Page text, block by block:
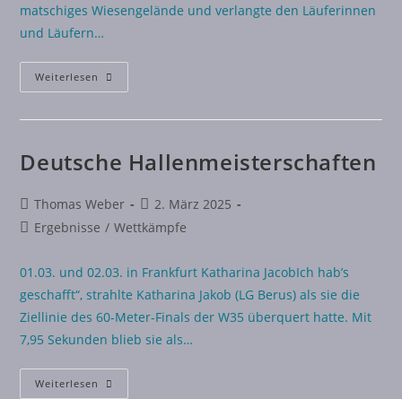
matschiges Wiesengelände und verlangte den Läuferinnen
und Läufern…
Weiterlesen
Deutsche Hallenmeisterschaften
Thomas Weber
2. März 2025
Ergebnisse / Wettkämpfe
01.03. und 02.03. in Frankfurt Katharina JacobIch hab’s
geschafft“, strahlte Katharina Jakob (LG Berus) als sie die
Ziellinie des 60-Meter-Finals der W35 überquert hatte. Mit
7,95 Sekunden blieb sie als…
Weiterlesen